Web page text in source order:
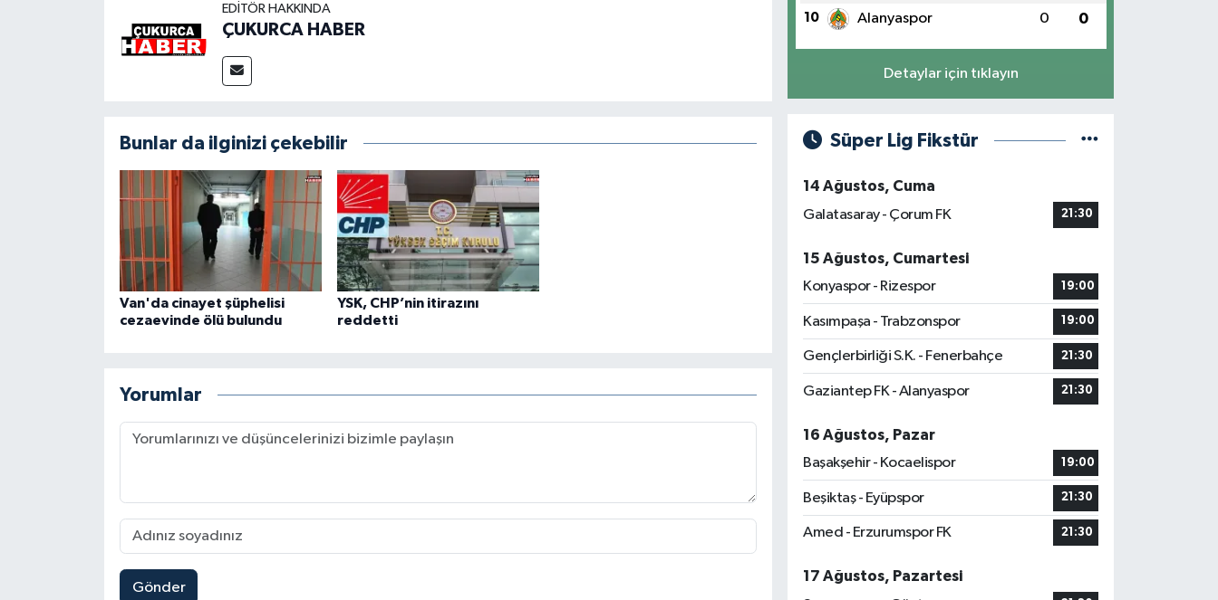
EDITÖR HAKKINDA
ÇUKURCA HABER
Bunlar da ilginizi çekebilir
Van'da cinayet şüphelisi
cezaevinde ölü bulundu
YSK, CHP’nin itirazını
reddetti
Yorumlar
Gönder
10 Alanyaspor 0 0
Detaylar için tıklayın
Süper Lig Fikstür
14 Ağustos, Cuma
Galatasaray - Çorum FK
21:30
15 Ağustos, Cumartesi
Konyaspor - Rizespor
19:00
Kasımpaşa - Trabzonspor 19:00
Gençlerbirliği S.K. - Fenerbahçe 21:30
Gaziantep FK - Alanyaspor 21:30
16 Ağustos, Pazar
Başakşehir - Kocaelispor
19:00
Beşiktaş - Eyüpspor 21:30
Amed - Erzurumspor FK 21:30
17 Ağustos, Pazartesi